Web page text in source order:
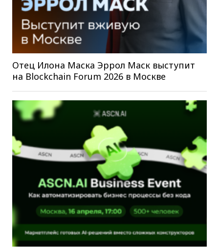
Отец Илона Маска Эррол Маск выступит
на Blockchain Forum 2026 в Москве